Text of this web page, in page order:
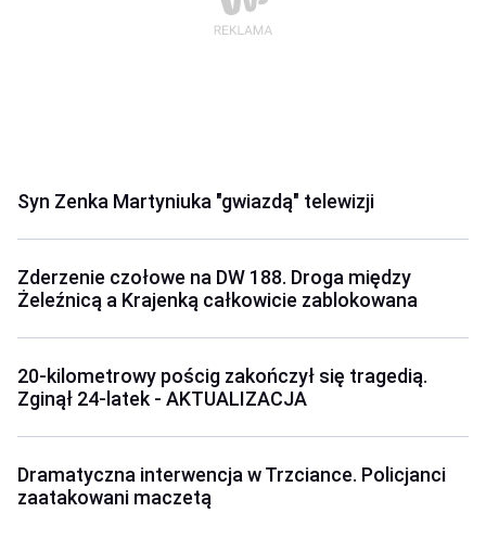
Syn Zenka Martyniuka "gwiazdą" telewizji
Zderzenie czołowe na DW 188. Droga między
Żeleźnicą a Krajenką całkowicie zablokowana
20-kilometrowy pościg zakończył się tragedią.
Zginął 24-latek - AKTUALIZACJA
Dramatyczna interwencja w Trzciance. Policjanci
zaatakowani maczetą